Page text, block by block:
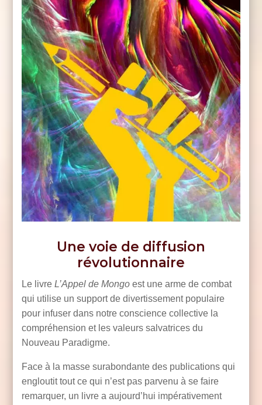
Une voie de diffusion
révolutionnaire
Le livreL’Appel de Mongo est une arme de combat
qui utilise un support de divertissement populaire
pour infuser dans notre conscience collective la
compréhension et les valeurs salvatrices du
Nouveau Paradigme.
Face à la masse surabondante des publications qui
engloutit tout ce qui n’est pas parvenu à se faire
remarquer, un livre a aujourd’hui impérativement